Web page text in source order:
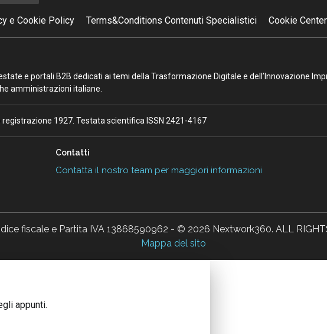
e Cookie Policy Terms&Conditions Contenuti Specialistici Cookie Center
e portali B2B dedicati ai temi della Trasformazione Digitale e dell’Innovazione
amministrazioni italiane.
1927. Testata scientifica ISSN 2421-4167
Contatti
Contatta il nostro team per maggiori informazioni
fiscale e Partita IVA 13868590962 - © 2026 Nextwork360. ALL
Mappa del sito
appunti.